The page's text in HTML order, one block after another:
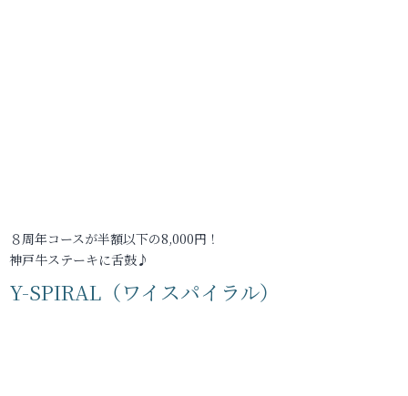
８周年コースが半額以下の8,000円！
神戸牛ステーキに舌鼓♪
Y-SPIRAL（ワイスパイラル）